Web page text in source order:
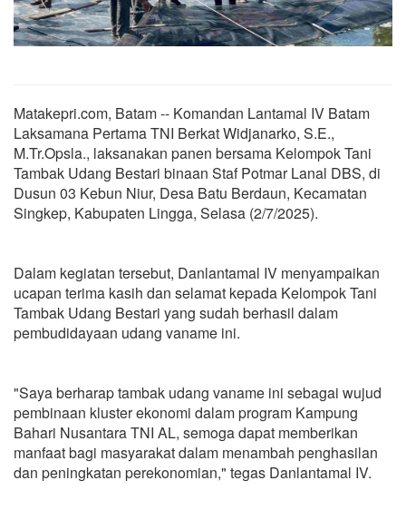
Matakepri.com, Batam -- Komandan Lantamal IV Batam
Laksamana Pertama TNI Berkat Widjanarko, S.E.,
M.Tr.Opsla., laksanakan panen bersama Kelompok Tani
Tambak Udang Bestari binaan Staf Potmar Lanal DBS, di
Dusun 03 Kebun Niur, Desa Batu Berdaun, Kecamatan
Singkep, Kabupaten Lingga, Selasa (2/7/2025).
Dalam kegiatan tersebut, Danlantamal IV menyampaikan
ucapan terima kasih dan selamat kepada Kelompok Tani
Tambak Udang Bestari yang sudah berhasil dalam
pembudidayaan udang vaname ini.
"Saya berharap tambak udang vaname ini sebagai wujud
pembinaan kluster ekonomi dalam program Kampung
Bahari Nusantara TNI AL, semoga dapat memberikan
manfaat bagi masyarakat dalam menambah penghasilan
dan peningkatan perekonomian," tegas Danlantamal IV.